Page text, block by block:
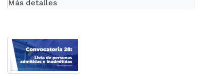
Más detalles